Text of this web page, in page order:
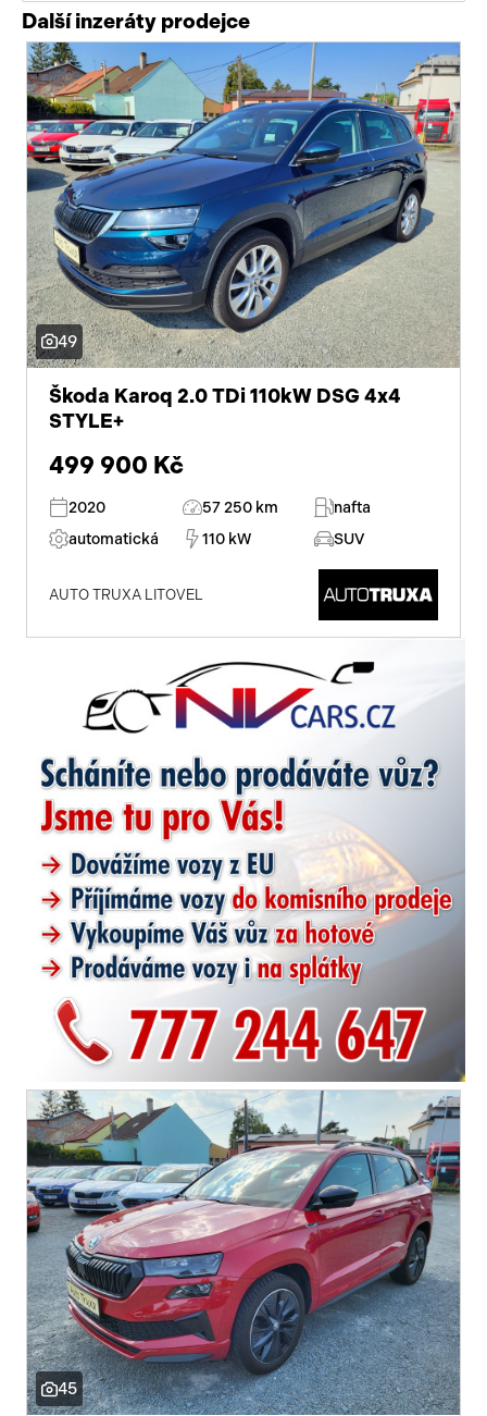
Další inzeráty prodejce
49
Škoda Karoq 2.0 TDi 110kW DSG 4x4
STYLE+
499 900 Kč
2020 57 250 km
nafta
automatická
110 kW SUV
AUTO TRUXA LITOVEL
45